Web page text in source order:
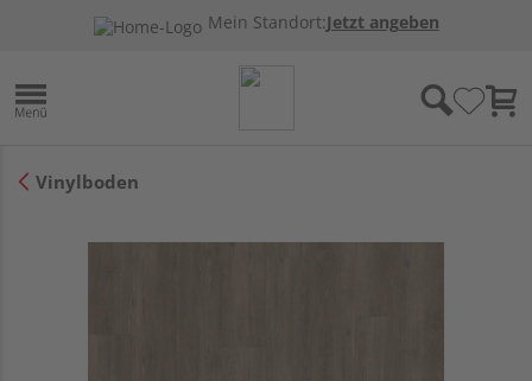
Mein Standort:Jetzt angeben
Vinylboden